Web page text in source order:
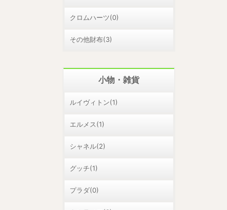
クロムハーツ(0)
その他財布(3)
小物・雑貨
ルイヴィトン(1)
エルメス(1)
シャネル(2)
グッチ(1)
プラダ(0)